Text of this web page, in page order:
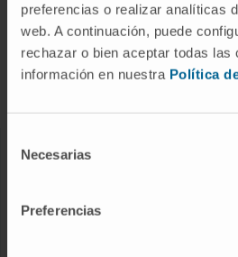
preferencias o realizar analíticas
web. A continuación, puede
rechazar o bien aceptar todas las
información en nuestra Política
Necesarias
Preferencias
Pruebas diagnósticas
Cuidados en casa
NUESTROS PROFESIONALES